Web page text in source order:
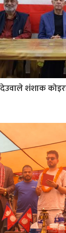
देउवाले शंशाक